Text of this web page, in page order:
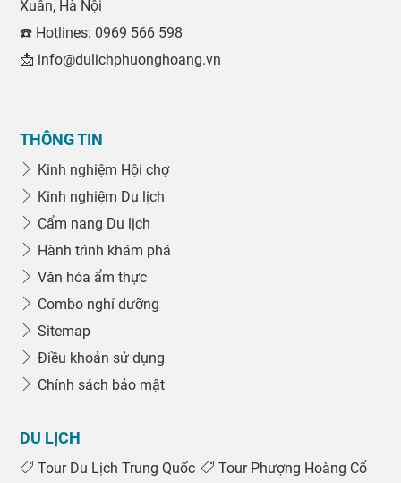
Xuân, Hà Nội
☎️ Hotlines: 0969 566 598
📩 info@dulichphuonghoang.vn
THÔNG TIN
Kinh nghiệm Hội chợ
Kinh nghiệm Du lịch
Cẩm nang Du lịch
Hành trình khám phá
Văn hóa ẩm thực
Combo nghỉ dưỡng
Sitemap
Điều khoản sử dụng
Chính sách bảo mật
DU LỊCH
Tour Du Lịch Trung Quốc
Tour Phượng Hoàng Cổ